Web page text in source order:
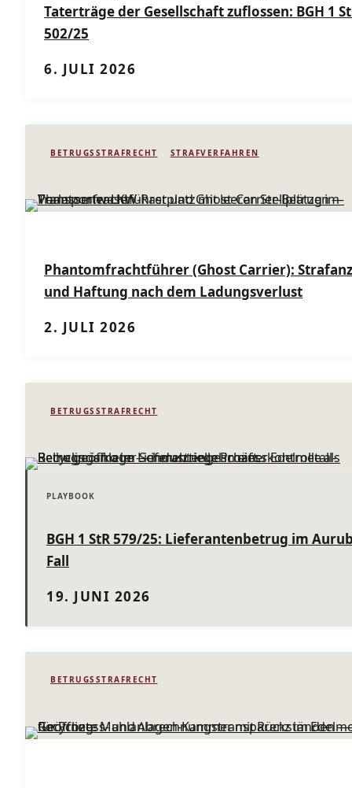
Taterträge der Gesellschaft zuflossen: BGH 1
502/25
6. JULI 2026
BETRUGSSTRAFRECHT STRAFVERFAHREN
Phantomfrachtführer (Ghost Carrier):
und Haftung nach dem Ladungsverlust
2. JULI 2026
BETRUGSSTRAFRECHT
BGH 1 StR 579/25: Lieferantenbetrug im
Fall
19. JUNI 2026
BETRUGSSTRAFRECHT